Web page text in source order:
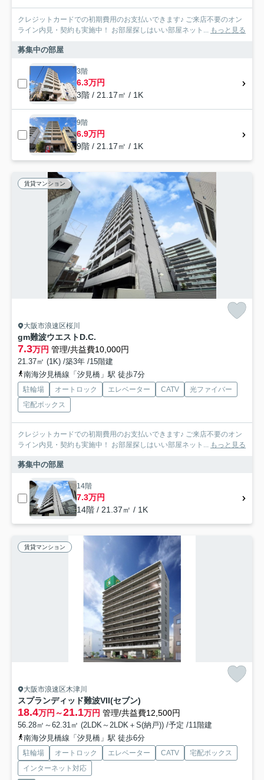
クレジットカードでの初期費用のお支払いできます♪ ご来店不要のオン
ライン内見・契約も実施中！ お部屋探しはいい部屋ネット... もっと見る
募集中の部屋
3階
6.3万円
3階 / 21.17㎡ / 1K
9階
6.9万円
9階 / 21.17㎡ / 1K
賃貸マンション
大阪市浪速区桜川
gm難波ウエストD.C.
7.3万円 管理/共益費10,000円
21.37㎡ (1K) /築3年 /15階建
南海汐見橋線「汐見橋」駅 徒歩7分
駐輪場 オートロック エレベーター CATV
光ファイバー
宅配ボックス
クレジットカードでの初期費用のお支払いできます♪ ご来店不要のオン
ライン内見・契約も実施中！ お部屋探しはいい部屋ネット... もっと見る
募集中の部屋
14階
7.3万円
14階 / 21.37㎡ / 1K
賃貸マンション
大阪市浪速区木津川
スプランディッド難波VII(セブン)
18.4万円～21.1万円 管理/共益費12,500円
56.28㎡～62.31㎡ (2LDK～2LDK＋S(納戸)) /予定 /11階建
南海汐見橋線「汐見橋」駅 徒歩6分
駐輪場 オートロック エレベーター CATV
宅配ボックス
インターネット対応